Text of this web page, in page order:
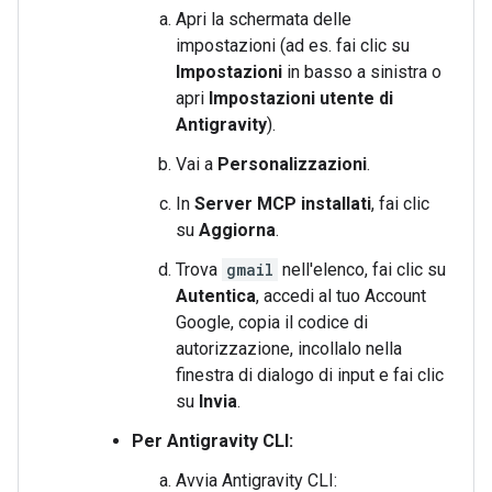
Apri la schermata delle
impostazioni (ad es. fai clic su
Impostazioni in basso a sinistra o
apri Impostazioni utente di
Antigravity).
Vai a Personalizzazioni.
In Server MCP installati, fai clic
su Aggiorna.
Trova gmail nell'elenco, fai clic su
Autentica, accedi al tuo Account
Google, copia il codice di
autorizzazione, incollalo nella
finestra di dialogo di input e fai clic
su Invia.
Per Antigravity CLI:
Avvia Antigravity CLI: